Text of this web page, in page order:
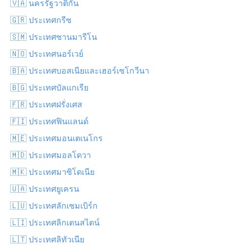
🇻🇦 นครรัฐวาติกัน
🇬🇷 ประเทศกรีซ
🇸🇲 ประเทศซานมารีโน
🇳🇴 ประเทศนอร์เวย์
🇧🇦 ประเทศบอสเนียและเฮอร์เซโกวีนา
🇧🇬 ประเทศบัลแกเรีย
🇫🇷 ประเทศฝรั่งเศส
🇫🇮 ประเทศฟินแลนด์
🇲🇪 ประเทศมอนเตเนโกร
🇲🇩 ประเทศมอลโดวา
🇲🇰 ประเทศมาซิโดเนีย
🇺🇦 ประเทศยูเครน
🇱🇺 ประเทศลักเซมเบิร์ก
🇱🇮 ประเทศลิกเตนสไตน์
🇱🇹 ประเทศลิทัวเนีย